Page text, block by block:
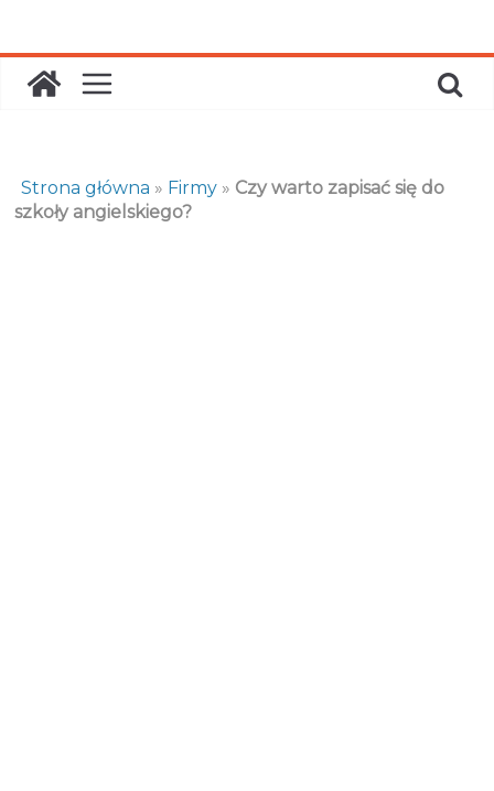
content
Strona główna » Firmy » Czy warto zapisać się do
szkoły angielskiego?